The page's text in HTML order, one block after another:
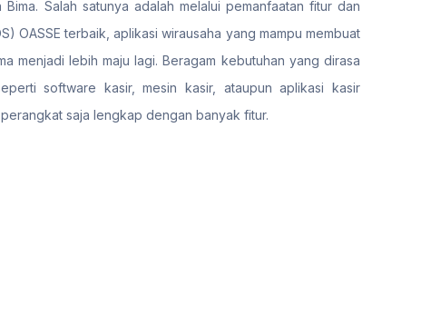
Salah satunya adalah melalui pemanfaatan fitur dan
OASSE terbaik, aplikasi wirausaha yang mampu membuat
menjadi lebih maju lagi. Beragam kebutuhan yang dirasa
software kasir, mesin kasir, ataupun aplikasi kasir
saja lengkap dengan banyak fitur.